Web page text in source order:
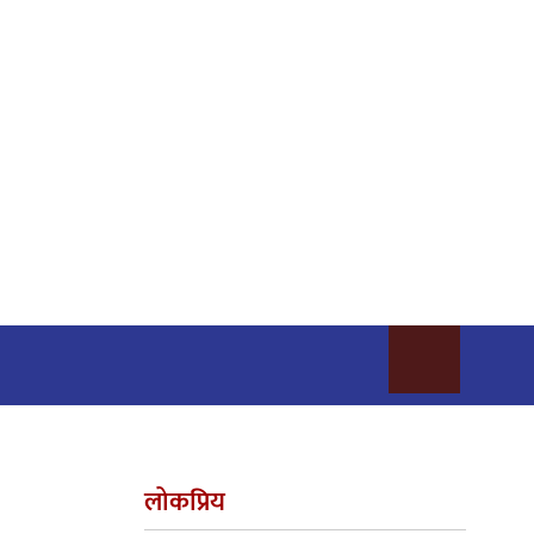
लोकप्रिय